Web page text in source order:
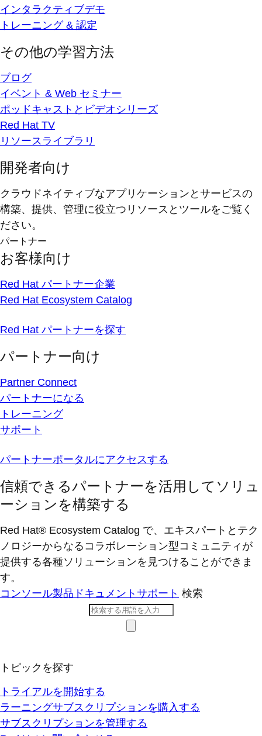
インタラクティブデモ
トレーニング & 認定
その他の学習方法
ブログ
イベント & Web セミナー
ポッドキャストとビデオシリーズ
Red Hat TV
リソースライブラリ
開発者向け
クラウドネイティブなアプリケーションとサービスの
構築、提供、管理に役立つリソースとツールをご覧く
ださい。
パートナー
お客様向け
Red Hat パートナー企業
Red Hat Ecosystem Catalog
Red Hat パートナーを探す
パートナー向け
Partner Connect
パートナーになる
トレーニング
サポート
パートナーポータルにアクセスする
信頼できるパートナーを活用してソリュ
ーションを構築する
Red Hat® Ecosystem Catalog で、エキスパートとテク
ノロジーからなるコラボレーション型コミ​ュニティが
提供する各種ソリューションを見つけることができま
す。
コンソール製品ドキュメント サポート 検索
トピックを探す
トライアルを開始する
ラーニングサブスクリプションを購入する
サブスクリプションを管理する